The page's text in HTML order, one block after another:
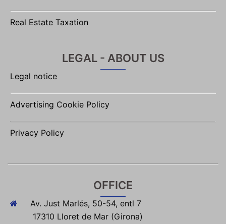
Real Estate Taxation
LEGAL - ABOUT US
Legal notice
Advertising Cookie Policy
Privacy Policy
OFFICE
Av. Just Marlés, 50-54, entl 7
17310 Lloret de Mar (Girona)